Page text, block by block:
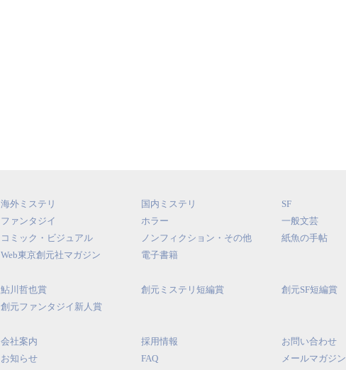
海外ミステリ 国内ミステリ
SF
ファンタジイ
ホラー
一般文芸
コミック・ビジュアル
ノンフィクション・その他
紙魚の手帖
Web東京創元社マガジン
電子書籍
鮎川哲也賞 創元ミステリ短編賞
創元SF短編賞
創元ファンタジイ新人賞
会社案内 採用情報
お問い合わせ
お知らせ
FAQ メールマガジン